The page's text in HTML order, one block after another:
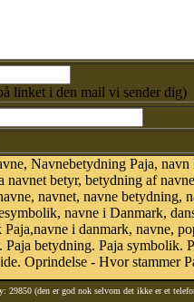
linket i den mail vi sender dig)
Navnebetydning Paja, navn
betyr, betydning af
navnet, navne betydning,
navne i Danmark,
i danmark, navne,
betydning. Paja symbolik.
Oprindelse - Hvor stammer
29850 (den er god nok selvom det ikke er et